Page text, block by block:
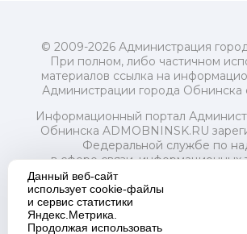
© 2009-2026 Администрация
При полном, либо частичном
материалов ссылка на
Администрации города Обнинска
Информационный портал
Обнинска ADMOBNINSK.RU
Федеральной службе по
в сфере связи, информационных
и массовых коммуникаций
2018 года.
Свидетельство о регистрации Эл
Учредитель: Администрация
Данный веб-сайт
использует cookie-файлы
и сервис статистики
Яндекс.Метрика.
Продолжая использовать